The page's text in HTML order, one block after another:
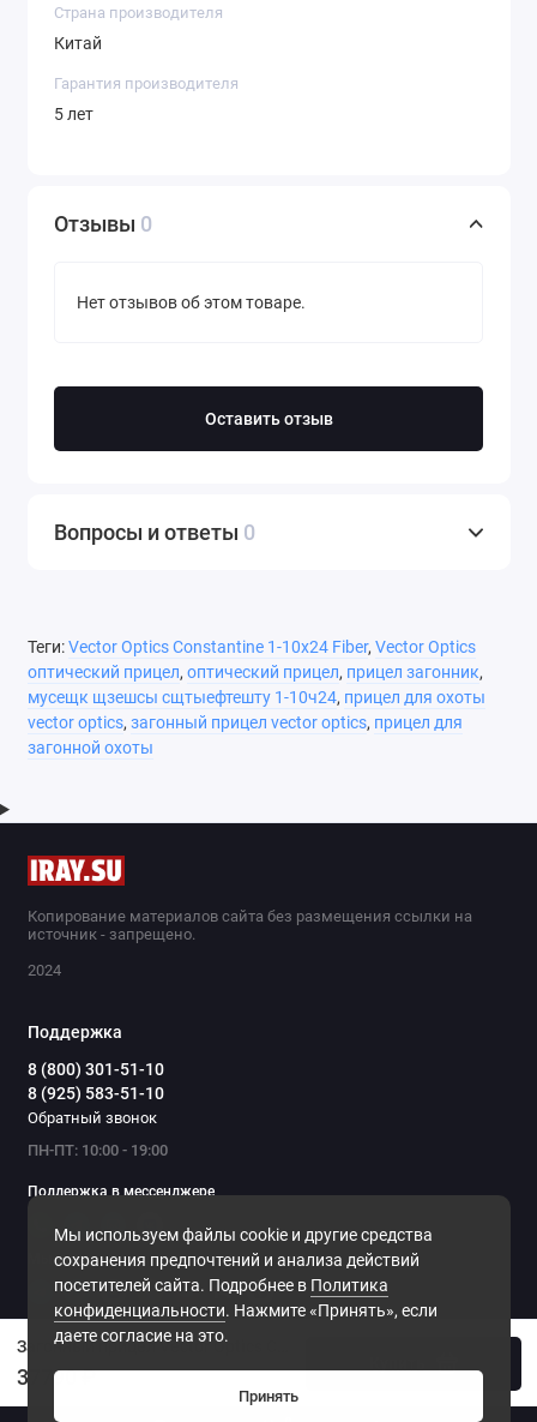
37790 ₽
Страна производителя
Китай
Гарантия производителя
5 лет
Отзывы 0
Нет отзывов об этом товаре.
Оставить отзыв
Вопросы и ответы 0
Теги:Vector Optics Constantine 1-10x24 Fiber, Vector Optics
оптический прицел, оптический прицел, прицел загонник,
мусещк щзешсы сщтыефтешту 1-10ч24, прицел для охоты
vector optics, загонный прицел vector optics, прицел для
загонной охоты
Мы используем файлы cookie и другие средства
сохранения предпочтений и анализа действий
посетителей сайта. Подробнее в Политика
конфиденциальности. Нажмите «Принять», если
даете согласие на это.
Принять
Копирование материалов сайта без размещения ссылки на
источник - запрещено.
2024
Поддержка
8 (800) 301-51-10
8 (925) 583-51-10
Обратный звонок
ПН-ПТ: 10:00 - 19:00
Поддержка в мессенджере
Мы в сети